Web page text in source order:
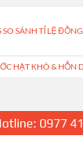
SÁNH TỈ LỆ
HẠT KHÔ & HỖN
0977